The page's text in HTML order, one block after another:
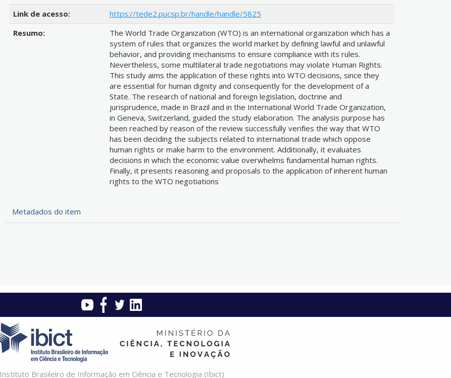
Link de acesso:
https://tede2.pucsp.br/handle/handle/5825
Resumo:
The World Trade Organization (WTO) is an international organization which has a
system of rules that organizes the world market by defining lawful and unlawful
behavior, and providing mechanisms to ensure compliance with its rules.
Nevertheless, some multilateral trade negotiations may violate Human Rights.
This study aims the application of these rights into WTO decisions, since they
are essential for human dignity and consequently for the development of a
State. The research of national and foreign legislation, doctrine and
jurisprudence, made in Brazil and in the International World Trade Organization,
in Geneva, Switzerland, guided the study elaboration. The analysis purpose has
been reached by reason of the review successfully verifies the way that WTO
has been deciding the subjects related to international trade which oppose
human rights or make harm to the environment. Additionally, it evaluates
decisions in which the economic value overwhelms fundamental human rights.
Finally, it presents reasoning and proposals to the application of inherent human
rights to the WTO negotiations
Metadados do item
Instituto Brasileiro de Informação em Ciência e Tecnologia (Ibict)